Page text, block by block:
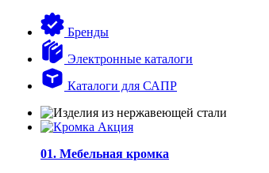
Бренды
Электронные каталоги
Каталоги для САПР
01. Мебельная кромка